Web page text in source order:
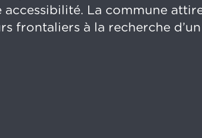
La commune
frontaliers à la recherche d’un